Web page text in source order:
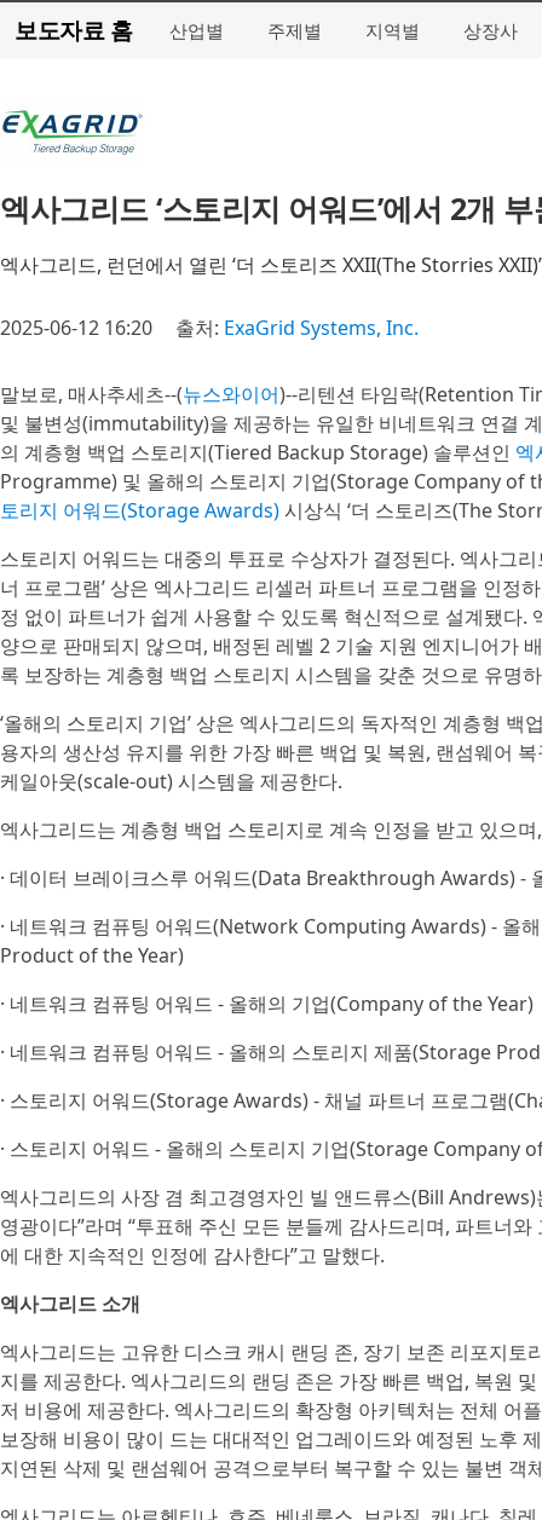
보도자료 홈 산업별 주제별 지역별 상장사
엑사그리드 ‘스토리지 어워드’에서 2개
엑사그리드, 런던에서 열린 ‘더 스토리즈 XXII(The Storries
2025-06-12 16:20 출처: ExaGrid Systems, Inc.
말보로, 매사추세츠--(뉴스와이어)--리텐션 타임락(Retention
및 불변성(immutability)을 제공하는 유일한 비네트워크 연
의 계층형 백업 스토리지(Tiered Backup Storage) 솔루션인 엑
Programme) 및 올해의 스토리지 기업(Storage Company of
토리지 어워드(Storage Awards)시상식 ‘더 스토리즈(The
스토리지 어워드는 대중의 투표로 수상자가 결정된다. 엑사그
너 프로그램’ 상은 엑사그리드 리셀러 파트너 프로그램을 인
정 없이 파트너가 쉽게 사용할 수 있도록 혁신적으로 설계됐다
양으로 판매되지 않으며, 배정된 레벨 2 기술 지원 엔지니어가
록 보장하는 계층형 백업 스토리지 시스템을 갖춘 것으로 유명
‘올해의 스토리지 기업’ 상은 엑사그리드의 독자적인 계층형
용자의 생산성 유지를 위한 가장 빠른 백업 및 복원, 랜섬웨어
케일아웃(scale-out) 시스템을 제공한다.
엑사그리드는 계층형 백업 스토리지로 계속 인정을 받고 있으
· 데이터 브레이크스루 어워드(Data Breakthrough Awards)
· 네트워크 컴퓨팅 어워드(Network Computing Awards) - 올
Product of the Year)
· 네트워크 컴퓨팅 어워드 - 올해의 기업(Company of the Year)
· 네트워크 컴퓨팅 어워드 - 올해의 스토리지 제품(Storage
· 스토리지 어워드(Storage Awards) - 채널 파트너 프로그램
· 스토리지 어워드 - 올해의 스토리지 기업(Storage Company
엑사그리드의 사장 겸 최고경영자인 빌 앤드류스(Bill
영광이다”라며 “투표해 주신 모든 분들께 감사드리며, 파트너
에 대한 지속적인 인정에 감사한다”고 말했다.
엑사그리드 소개
엑사그리드는 고유한 디스크 캐시 랜딩 존, 장기 보존 리포지
지를 제공한다. 엑사그리드의 랜딩 존은 가장 빠른 백업, 복원
저 비용에 제공한다. 엑사그리드의 확장형 아키텍처는 전체 어
보장해 비용이 많이 드는 대대적인 업그레이드와 예정된 노후
지연된 삭제 및 랜섬웨어 공격으로부터 복구할 수 있는 불변